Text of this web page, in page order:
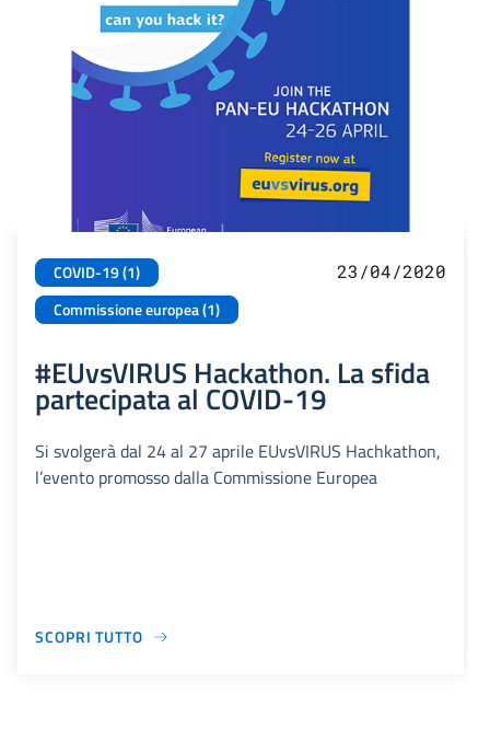
COVID-19 (1)
Commissione europea (1)
23/04/2020
#EUvsVIRUS Hackathon. La sfida
partecipata al COVID-19
Si svolgerà dal 24 al 27 aprile EUvsVIRUS Hachkathon,
l’evento promosso dalla Commissione Europea
SCOPRI TUTTO